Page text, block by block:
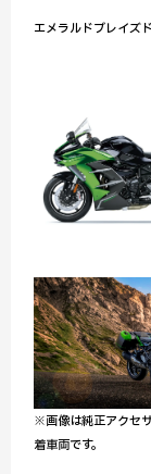
エメラルドブレイズ
※画像は純正アクセ
着車両です。